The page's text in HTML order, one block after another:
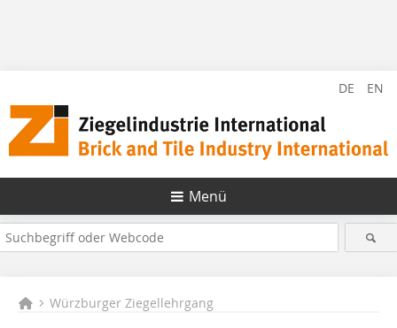
DE EN
Menü
Würzburger Ziegellehrgang